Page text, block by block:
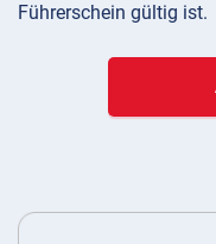
Führerschein gültig ist.